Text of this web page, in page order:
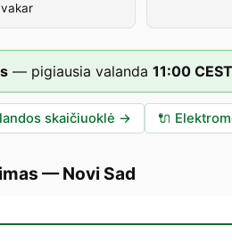
— pigiausia valanda 11:00 CEST
skaičiuoklė → 🔌
—Novi Sad